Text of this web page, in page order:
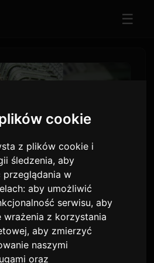
cookie
z plików cookie i
śledzenia, aby
w
aby umożliwić
serwisu,aby
wrażenia z korzystania
,aby zmierzyć
naszymi
oraz
☰
me'
część
of a Bookworm'